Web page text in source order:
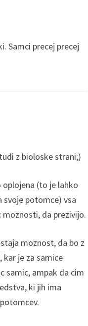
Samci precej precej
z bioloske strani;)
oplojena (to je lahko
svoje potomce) vsa
da prezivijo.
moznost, da bo z
je za samice
samic, ampak da cim
ki jih ima